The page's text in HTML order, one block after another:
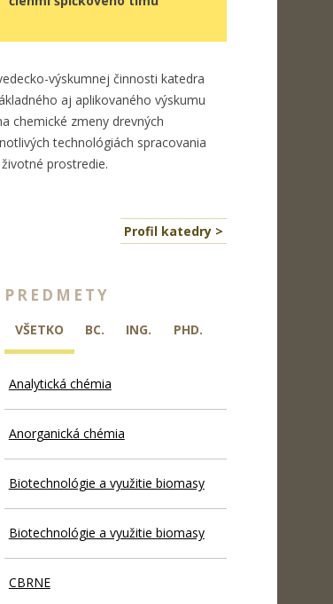
výskumnej činnosti katedra
aj aplikovaného výskumu
chemické zmeny drevných
technológiách spracovania
prostredie.
Profil katedry >
PREDMETY
VŠETKO BC. ING. PHD.
Analytická chémia
Anorganická chémia
Biotechnológie a využitie biomasy
Biotechnológie a využitie biomasy
CBRNE